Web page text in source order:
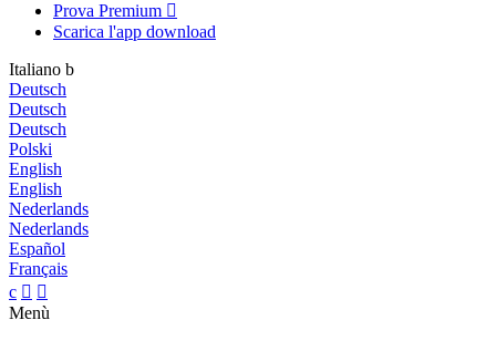
Prova Premium 
Scarica l'app download
Italiano b
Deutsch
Deutsch
Deutsch
Polski
English
English
Nederlands
Nederlands
Español
Français
c  
Menù